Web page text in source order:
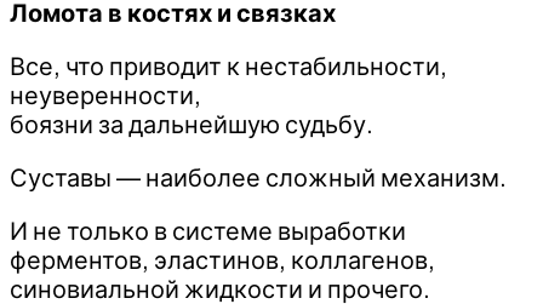
Ломота в костях и связках
Все, что приводит к нестабильности,
неуверенности,
боязни за дальнейшую судьбу.
Суставы — наиболее сложный механизм.
И не только в системе выработки
ферментов, эластинов, коллагенов,
синовиальной жидкости и прочего.